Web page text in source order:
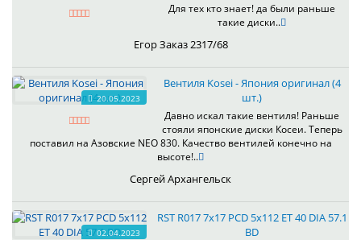
Для тех кто знает! да были раньше
такие диски..
Егор Заказ 2317/68
20.05.2023
Вентиля Kosei - Япония оригинал (4
шт.)
Давно искал такие вентиля! Раньше
стояли японские диски Косеи. Теперь
поставил на Азовские NEO 830. Качество вентилей конечно на
высоте!..
Сергей Архангельск
02.04.2023
RST R017 7x17 PCD 5x112 ET 40 DIA 57.1
BD